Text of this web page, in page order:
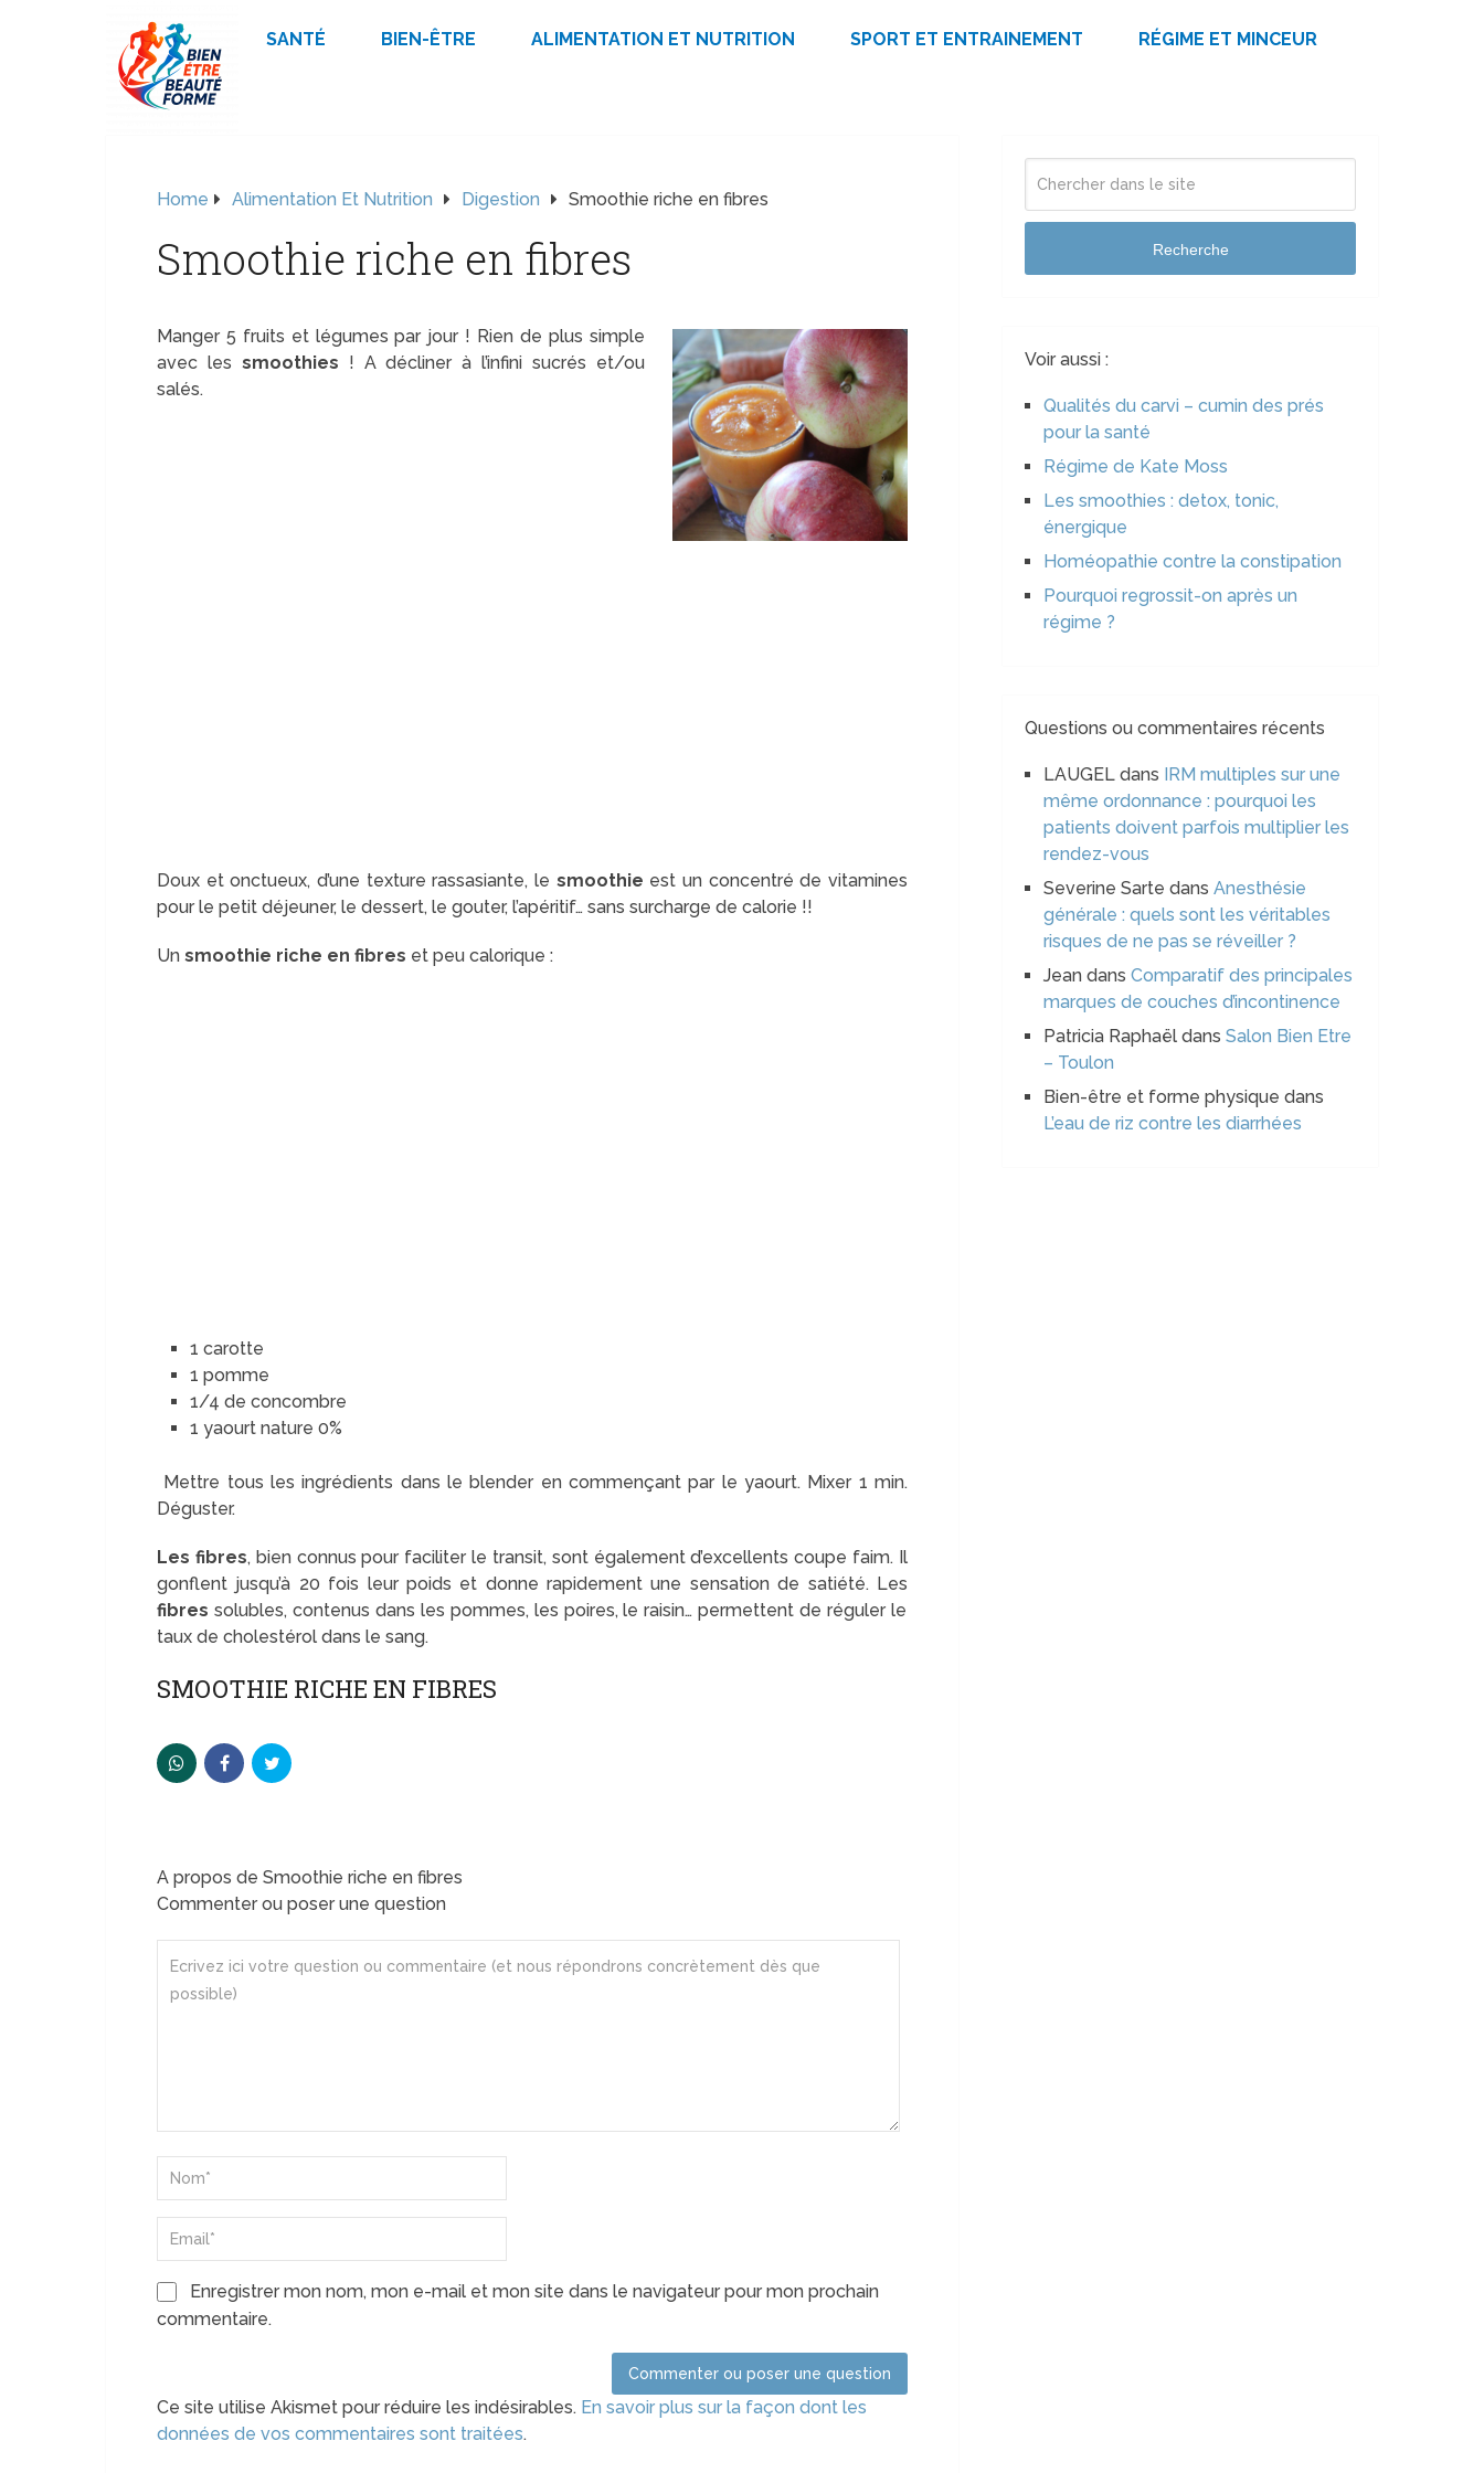
SANTÉ BIEN-ÊTRE ALIMENTATION ET NUTRITION SPORT ET ENTRAINEMENT RÉGIME ET MINCEUR
Home Alimentation Et Nutrition Digestion Smoothie riche en fibres
Smoothie riche en fibres
Manger 5 fruits et légumes par jour ! Rien de plus simple
avec les smoothies ! A décliner à l’infini sucrés et/ou
salés.
Doux et onctueux, d’une texture rassasiante, le smoothie est un concentré de vitamines
pour le petit déjeuner, le dessert, le gouter, l’apéritif… sans surcharge de calorie !!
Un smoothie riche en fibres et peu calorique :
1 carotte
1 pomme
1/4 de concombre
1 yaourt nature 0%
Mettre tous les ingrédients dans le blender en commençant par le yaourt. Mixer 1 min.
Déguster.
Les fibres, bien connus pour faciliter le transit, sont également d’excellents coupe faim. Il
gonflent jusqu’à 20 fois leur poids et donne rapidement une sensation de satiété. Les
fibres solubles, contenus dans les pommes, les poires, le raisin… permettent de réguler le
taux de cholestérol dans le sang.
SMOOTHIE RICHE EN FIBRES
A propos de Smoothie riche en fibres
Commenter ou poser une question
Enregistrer mon nom, mon e-mail et mon site dans le navigateur pour mon prochain
commentaire.
Ce site utilise Akismet pour réduire les indésirables. En savoir plus sur la façon dont les
données de vos commentaires sont traitées.
Recherche
Voir aussi :
Qualités du carvi – cumin des prés
pour la santé
Régime de Kate Moss
Les smoothies : detox, tonic,
énergique
Homéopathie contre la constipation
Pourquoi regrossit-on après un
régime ?
Questions ou commentaires récents
LAUGEL dans IRM multiples sur une
même ordonnance : pourquoi les
patients doivent parfois multiplier les
rendez-vous
Severine Sarte dansAnesthésie
générale : quels sont les véritables
risques de ne pas se réveiller ?
Jean dansComparatif des principales
marques de couches d’incontinence
Patricia Raphaël dansSalon Bien Etre
– Toulon
Bien-être et forme physique dans
L’eau de riz contre les diarrhées